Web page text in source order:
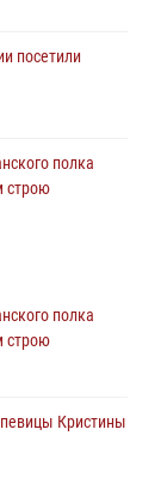
посетили
полка
строю
окружном этапе
Кристины
полка
строю
певицы Кристины